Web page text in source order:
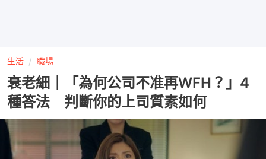
生活 職場
衰老細｜「為何公司不准再WFH？」4
種答法 判斷你的上司質素如何